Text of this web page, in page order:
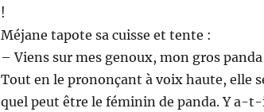
!
Méjane tapote sa cuisse et tente :
– Viens sur mes genoux, mon gros
Tout en le prononçant à voix haute, elle
quel peut être le féminin de panda. Y a-